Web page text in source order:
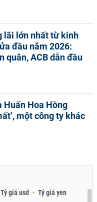
lãi lớn nhất từ kinh
đầu năm 2026:
quân, ACB dẫn đầu
Huấn Hoa Hồng
một công ty khác
Tỷ giá usd Tỷ giá yen